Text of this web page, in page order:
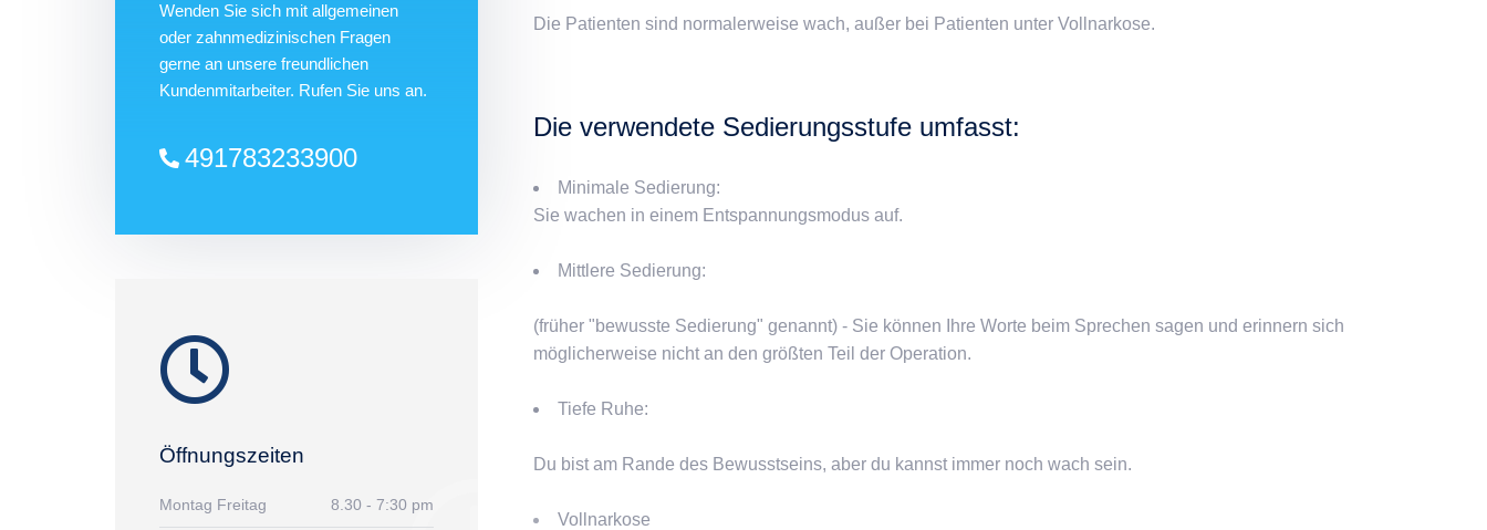
Die Patienten sind normalerweise wach, außer bei Patienten unter Vollnarkose.
Die verwendete Sedierungsstufe umfasst:
Minimale Sedierung:
Sie wachen in einem Entspannungsmodus auf.
Mittlere Sedierung:
(früher "bewusste Sedierung" genannt) - Sie können Ihre Worte beim Sprechen sagen und erinnern sich
möglicherweise nicht an den größten Teil der Operation.
Tiefe Ruhe:
Du bist am Rande des Bewusstseins, aber du kannst immer noch wach sein.
Vollnarkose
Wenden Sie sich mit allgemeinen
oder zahnmedizinischen Fragen
gerne an unsere freundlichen
Kundenmitarbeiter. Rufen Sie uns an.
491783233900
Öffnungszeiten
Montag Freitag 8.30 - 7:30 pm